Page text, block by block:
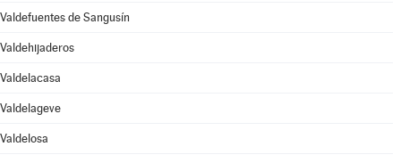
Valdefuentes de Sangusín
Valdehijaderos
Valdelacasa
Valdelageve
Valdelosa